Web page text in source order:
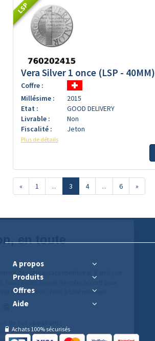
LSP
Vera Silver 1 once (LSP - 40MM)
Coffre :
Millésime :
2015
Etat :
GOOD DELIVERY
Livrable :
Non
Fiscalité :
Jeton
Plus de détails
« 1 ... 3 4 ... 6 »
A propos
Produits
Offres
Aide
Achats 100% sécurisés